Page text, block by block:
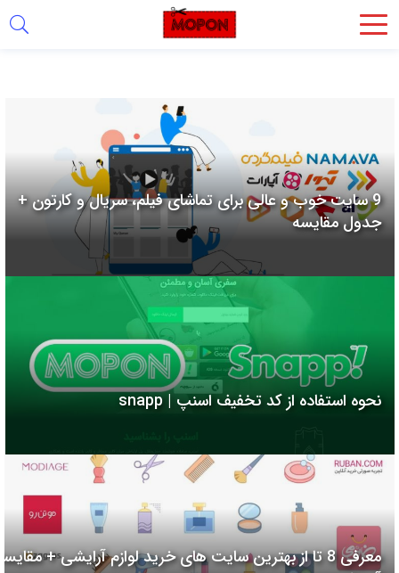
اشتراک
از
روش‌های
زیر
می‌توانید
صفحه
دوستان
خود
به
بگذارید.
لینک
9 سایت خوب و عالی برای تماشای فیلم، سریال و کارتون +
جدول مقایسه
نحوه استفاده از کد تخفیف اسنپ | snapp
معرفی 8 تا از بهترین سایت های خرید لوازم آرایشی +